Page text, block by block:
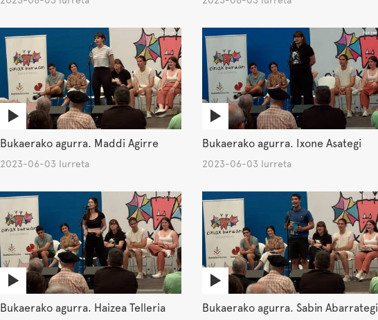
Bukaerako agurra. Maddi Agirre
2023-06-03 Iurreta
Bukaerako agurra. Ixone Asategi
2023-06-03 Iurreta
Bukaerako agurra. Haizea Telleria Bukaerako agurra. Sabin Abarrategi